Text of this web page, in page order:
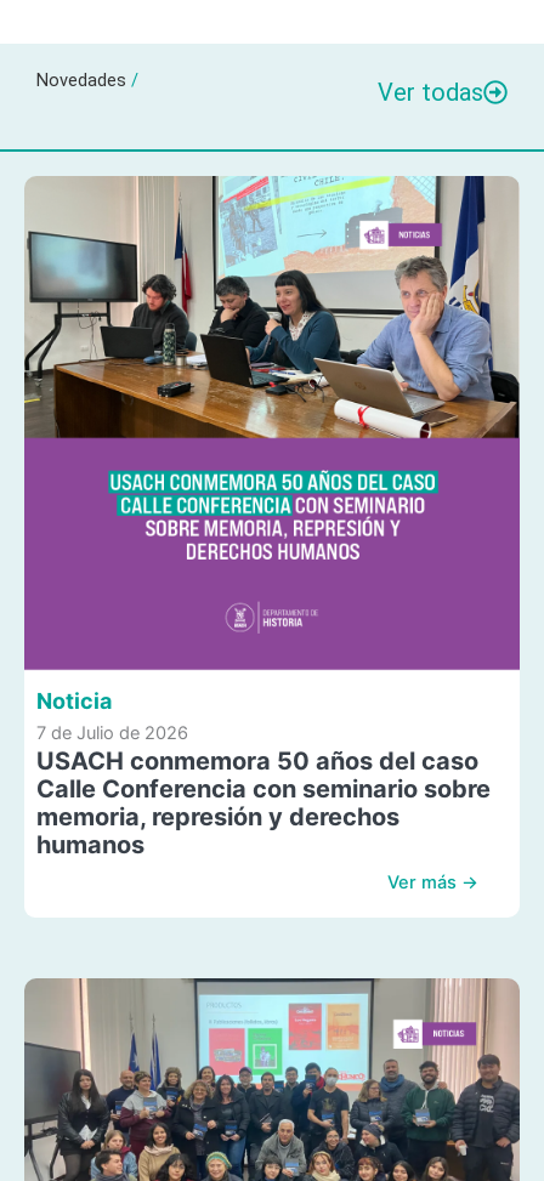
Novedades / Ver todas
Noticia
7 de Julio de 2026
USACH conmemora 50 años del caso
Calle Conferencia con seminario sobre
memoria, represión y derechos
humanos
Ver más →